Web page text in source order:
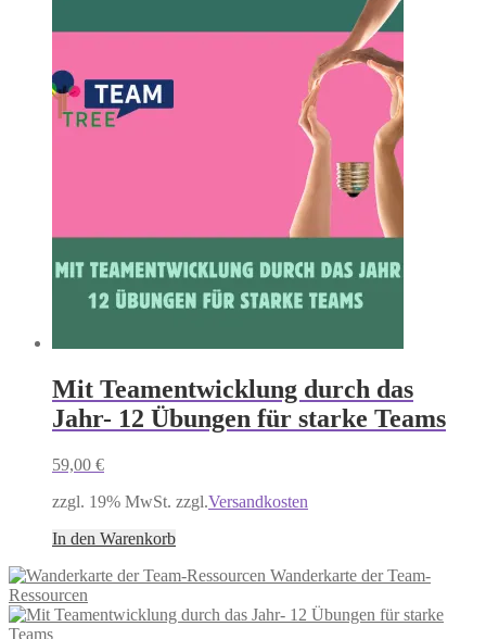
Mit Teamentwicklung durch das
Jahr- 12 Übungen für starke Teams
59,00 €
zzgl. 19% MwSt. zzgl.Versandkosten
In den Warenkorb
Wanderkarte der Team-
Ressourcen